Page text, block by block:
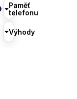
Paměť
telefonu
Výhody